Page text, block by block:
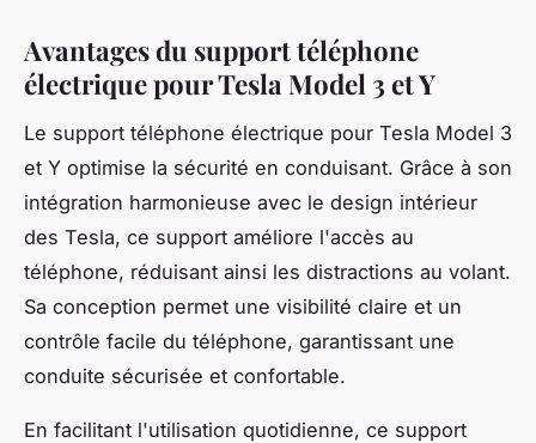
Avantages du support téléphone
électrique pour Tesla Model 3 et Y
Le support téléphone électrique pour Tesla Model 3
et Y optimise la sécurité en conduisant. Grâce à son
intégration harmonieuse avec le design intérieur
des Tesla, ce support améliore l'accès au
téléphone, réduisant ainsi les distractions au volant.
Sa conception permet une visibilité claire et un
contrôle facile du téléphone, garantissant une
conduite sécurisée et confortable.
En facilitant l'utilisation quotidienne, ce support